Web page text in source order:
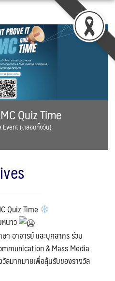
Quiz Time
Event (ตลอดทั้งวัน)
Quiz Time
นาว
อาจารย์ และบุคลากร ร่วม
& Mass Media
ลมากมายเพื่อลุ้นรับของรางวัล